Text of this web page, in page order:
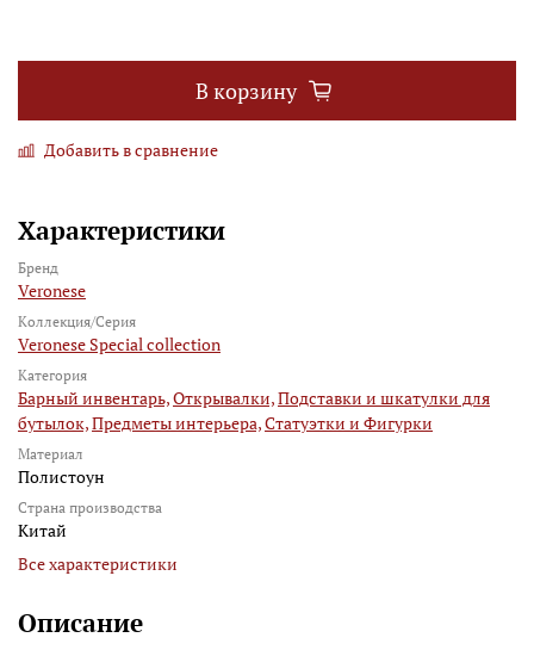
В корзину
Добавить в сравнение
Характеристики
Бренд
Veronese
Коллекция/Серия
Veronese Special collection
Категория
Барный инвентарь,Открывалки,Подставки и шкатулки для
бутылок,Предметы интерьера,Статуэтки и Фигурки
Материал
Полистоун
Страна производства
Китай
Все характеристики
Описание